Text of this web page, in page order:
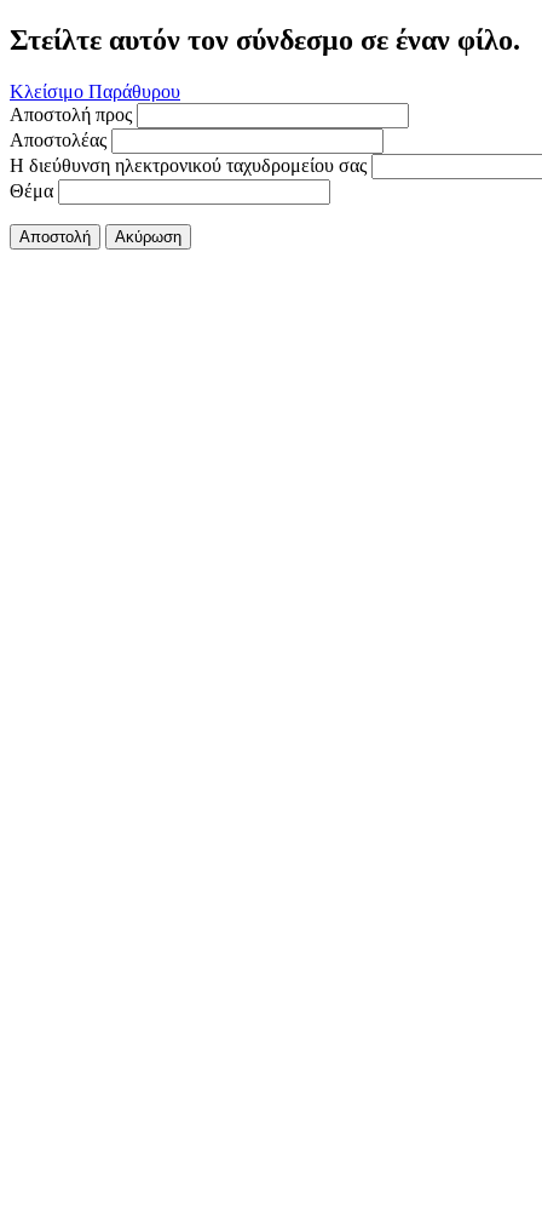
Στείλτε αυτόν τον σύνδεσμο σε έναν φίλο.
Κλείσιμο Παράθυρου
Αποστολή προς
Αποστολέας
Η διεύθυνση ηλεκτρονικού ταχυδρομείου σας
Θέμα
Αποστολή Ακύρωση